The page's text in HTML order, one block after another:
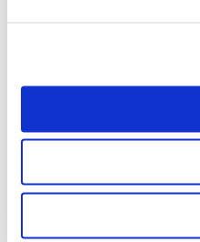
Hledám práci
Pracujte v GoodCallu
Sledujte nás